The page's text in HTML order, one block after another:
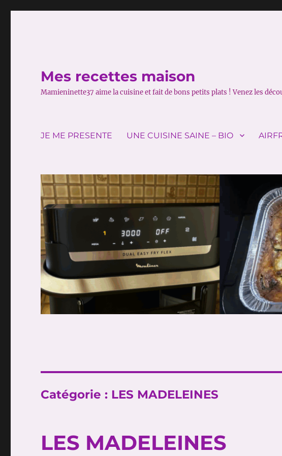
Mes recettes maison
Mamieninette37 aime la cuisine et fait de bons petits plats ! Venez les
JE ME PRESENTE UNE CUISINE SAINE – BIO
Catégorie : LES MADELEINES
LES MADELEINES